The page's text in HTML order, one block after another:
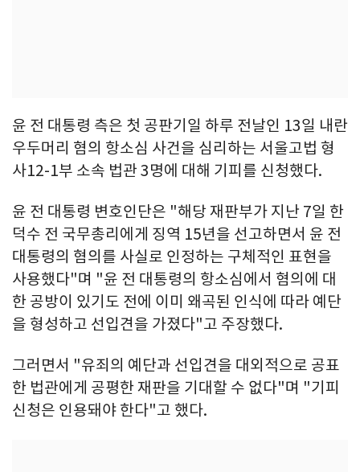
윤 전 대통령 측은 첫 공판기일 하루 전날인 13일 내란
우두머리 혐의 항소심 사건을 심리하는 서울고법 형
사12-1부 소속 법관 3명에 대해 기피를 신청했다.
윤 전 대통령 변호인단은 "해당 재판부가 지난 7일 한
덕수 전 국무총리에게 징역 15년을 선고하면서 윤 전
대통령의 혐의를 사실로 인정하는 구체적인 표현을
사용했다"며 "윤 전 대통령의 항소심에서 혐의에 대
한 공방이 있기도 전에 이미 왜곡된 인식에 따라 예단
을 형성하고 선입견을 가졌다"고 주장했다.
그러면서 "유죄의 예단과 선입견을 대외적으로 공표
한 법관에게 공평한 재판을 기대할 수 없다"며 "기피
신청은 인용돼야 한다"고 했다.